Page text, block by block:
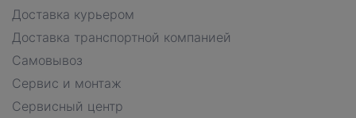
Доставка курьером
Доставка транспортной компанией
Самовывоз
Сервис и монтаж
Сервисный центр